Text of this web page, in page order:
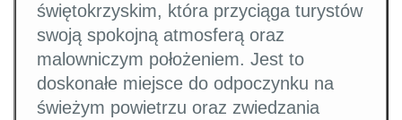
świętokrzyskim, która przyciąga turystów
swoją spokojną atmosferą oraz
malowniczym położeniem. Jest to
doskonałe miejsce do odpoczynku na
świeżym powietrzu oraz zwiedzania